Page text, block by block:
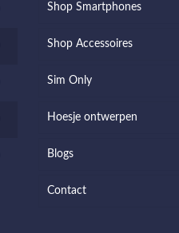
Shop Smartphones
Shop Accessoires
Sim Only
Hoesje ontwerpen
Blogs
Contact